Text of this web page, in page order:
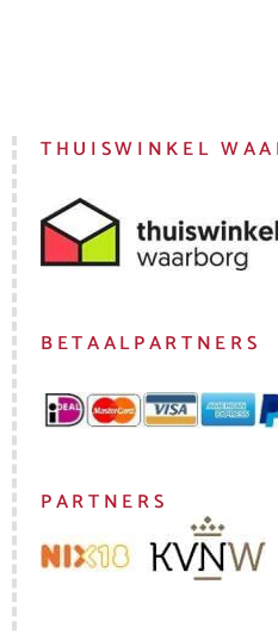
THUISWINKEL
BETAALPARTNERS
PARTNERS